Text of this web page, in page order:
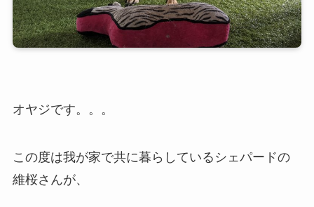
オヤジです。。。
この度は我が家で共に暮らしているシェパードの
維桜さんが、